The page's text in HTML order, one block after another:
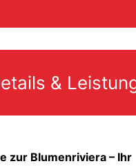
&
zur Blumenriviera – Ihr